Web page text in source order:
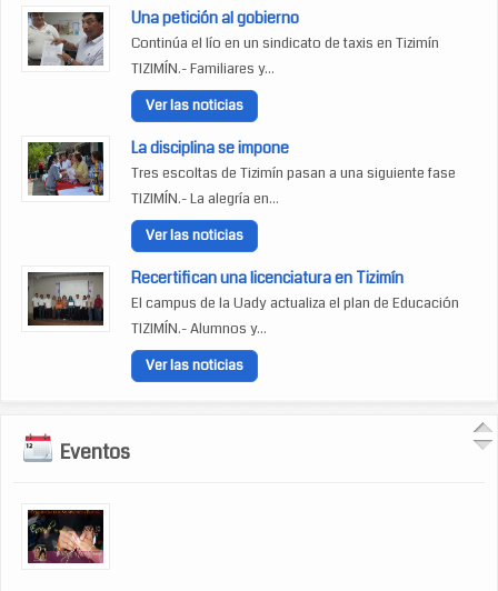
Una petición al gobierno
Continúa el lío en un sindicato de taxis en Tizimín
TIZIMÍN.- Familiares y...
Ver las noticias
La disciplina se impone
Tres escoltas de Tizimín pasan a una siguiente fase
TIZIMÍN.- La alegría en...
Ver las noticias
Recertifican una licenciatura en Tizimín
El campus de la Uady actualiza el plan de Educación
TIZIMÍN.- Alumnos y...
Ver las noticias
Eventos